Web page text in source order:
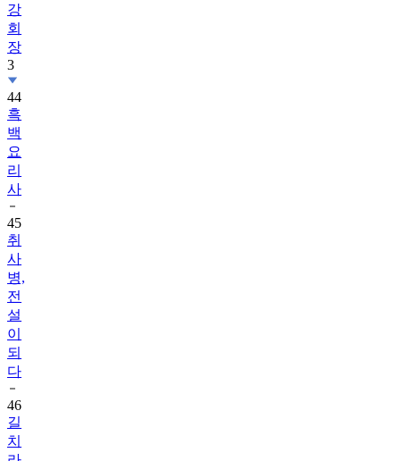
강
회
장
3
44
흑
백
요
리
사
45
취
사
병,
전
설
이
되
다
46
길
치